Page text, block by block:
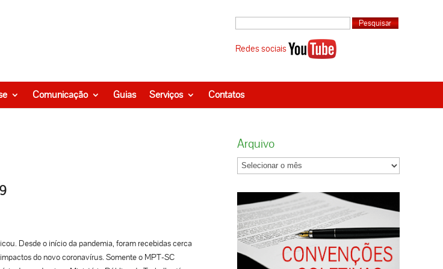
Redes sociais
Comunicação Guias Serviços Contatos
Desde o início da pandemia, foram recebidas cerca
do novo coronavírus. Somente o MPT-SC
Arquivo